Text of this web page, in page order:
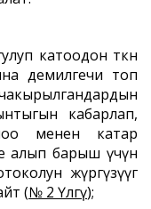
катоодон өткөн
демилгечи топ
кабарлап,
менен катар
барыш үчүн
жүргүзүүгө
(№ 2 Үлгү);